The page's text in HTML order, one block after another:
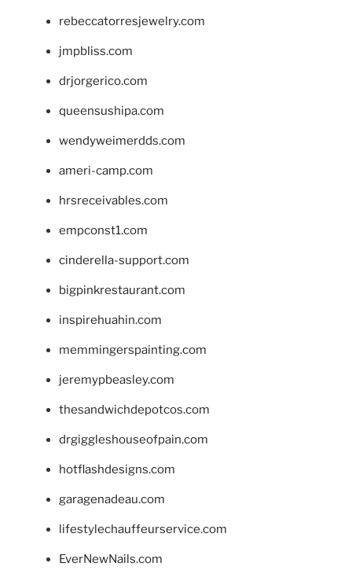
rebeccatorresjewelry.com
jmpbliss.com
drjorgerico.com
queensushipa.com
wendyweimerdds.com
ameri-camp.com
hrsreceivables.com
empconst1.com
cinderella-support.com
bigpinkrestaurant.com
inspirehuahin.com
memmingerspainting.com
jeremypbeasley.com
thesandwichdepotcos.com
drgiggleshouseofpain.com
hotflashdesigns.com
garagenadeau.com
lifestylechauffeurservice.com
EverNewNails.com